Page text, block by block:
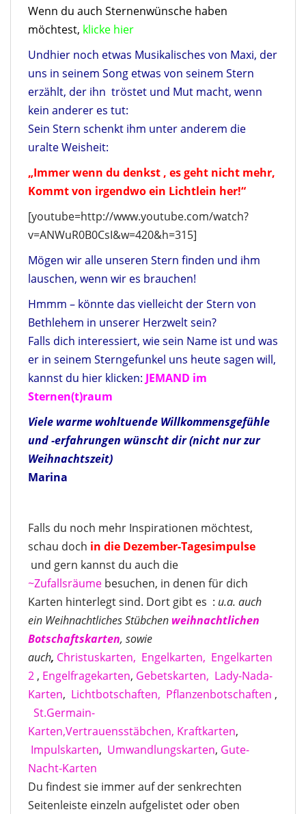
Wenn du auch Sternenwünsche haben
möchtest, klicke hier
Undhier noch etwas Musikalisches von Maxi, der
uns in seinem Song etwas von seinem Stern
erzählt, der ihn tröstet und Mut macht, wenn
kein anderer es tut:
Sein Stern schenkt ihm unter anderem die
uralte Weisheit:
„Immer wenn du denkst , es geht nicht mehr,
Kommt von irgendwo ein Lichtlein her!“
[youtube=http://www.youtube.com/watch?
v=ANWuR0B0CsI&w=420&h=315]
Mögen wir alle unseren Stern finden und ihm
lauschen, wenn wir es brauchen!
Hmmm – könnte das vielleicht der Stern von
Bethlehem in unserer Herzwelt sein?
Falls dich interessiert, wie sein Name ist und was
er in seinem Sterngefunkel uns heute sagen will,
kannst du hier klicken: JEMAND im
Sternen(t)raum
Viele warme wohltuende Willkommensgefühle
und -erfahrungen wünscht dir (nicht nur zur
Weihnachtszeit)
Marina
Falls du noch mehr Inspirationen möchtest,
schau doch in die Dezember-Tagesimpulse
und gern kannst du auch die
~Zufallsräume besuchen, in denen für dich
Karten hinterlegt sind. Dort gibt es : u.a. auch
ein Weihnachtliches Stübchen weihnachtlichen
Botschaftskarten, sowie
auch, Christuskarten, Engelkarten, Engelkarten
2, Engelfragekarten, Gebetskarten, Lady-Nada-
Karten, Lichtbotschaften, Pflanzenbotschaften ,
St.Germain-
Karten,Vertrauensstäbchen, Kraftkarten,
Impulskarten, Umwandlungskarten, Gute-
Nacht-Karten
Du findest sie immer auf der senkrechten
Seitenleiste einzeln aufgelistet oder oben